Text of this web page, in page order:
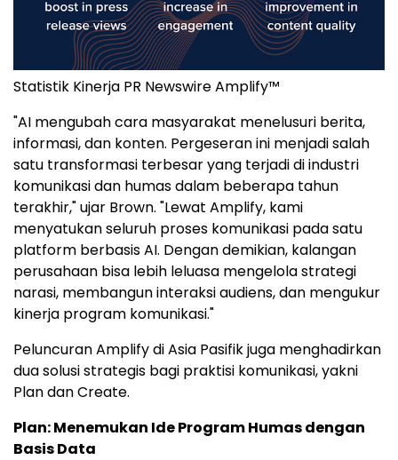
Statistik Kinerja PR Newswire Amplify™
"AI mengubah cara masyarakat menelusuri berita,
informasi, dan konten. Pergeseran ini menjadi salah
satu transformasi terbesar yang terjadi di industri
komunikasi dan humas dalam beberapa tahun
terakhir," ujar Brown. "Lewat Amplify, kami
menyatukan seluruh proses komunikasi pada satu
platform berbasis AI. Dengan demikian, kalangan
perusahaan bisa lebih leluasa mengelola strategi
narasi, membangun interaksi audiens, dan mengukur
kinerja program komunikasi."
Peluncuran Amplify di Asia Pasifik juga menghadirkan
dua solusi strategis bagi praktisi komunikasi, yakni
Plan dan Create.
Plan: Menemukan Ide Program Humas dengan
Basis Data